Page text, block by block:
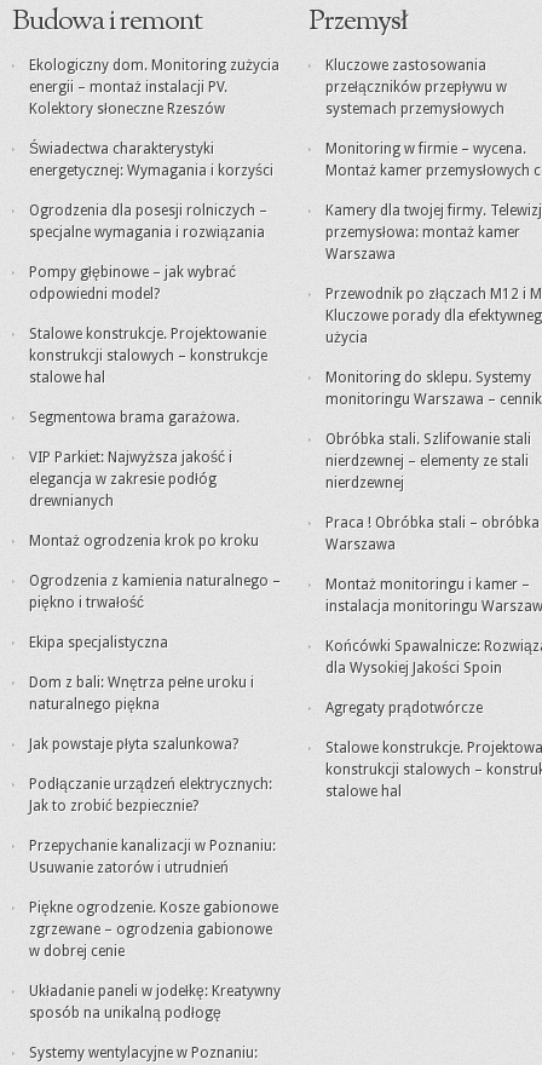
Budowa i remont
Ekologiczny dom. Monitoring zużycia
energii – montaż instalacji PV.
Kolektory słoneczne Rzeszów
Świadectwa charakterystyki
energetycznej: Wymagania i korzyści
Ogrodzenia dla posesji rolniczych –
specjalne wymagania i rozwiązania
Pompy głębinowe – jak wybrać
odpowiedni model?
Stalowe konstrukcje. Projektowanie
konstrukcji stalowych – konstrukcje
stalowe hal
Segmentowa brama garażowa.
VIP Parkiet: Najwyższa jakość i
elegancja w zakresie podłóg
drewnianych
Montaż ogrodzenia krok po kroku
Ogrodzenia z kamienia naturalnego –
piękno i trwałość
Ekipa specjalistyczna
Dom z bali: Wnętrza pełne uroku i
naturalnego piękna
Jak powstaje płyta szalunkowa?
Podłączanie urządzeń elektrycznych:
Jak to zrobić bezpiecznie?
Przepychanie kanalizacji w Poznaniu:
Usuwanie zatorów i utrudnień
Piękne ogrodzenie. Kosze gabionowe
zgrzewane – ogrodzenia gabionowe
w dobrej cenie
Układanie paneli w jodełkę: Kreatywny
sposób na unikalną podłogę
Systemy wentylacyjne w Poznaniu:
Przemysł
Kluczowe zastosowania
przełączników przepływu w
systemach przemysłowych
Monitoring w firmie – wycena.
Montaż kamer przemysłowych
Kamery dla twojej firmy.
przemysłowa: montaż kamer
Warszawa
Przewodnik po złączach M12 i
Kluczowe porady dla
użycia
Monitoring do sklepu. Systemy
monitoringu Warszawa – cennik
Obróbka stali. Szlifowanie stali
nierdzewnej – elementy ze stali
nierdzewnej
Praca ! Obróbka stali – obróbka
Warszawa
Montaż monitoringu i kamer –
instalacja monitoringu
Końcówki Spawalnicze:
dla Wysokiej Jakości Spoin
Agregaty prądotwórcze
Stalowe konstrukcje.
konstrukcji stalowych –
stalowe hal